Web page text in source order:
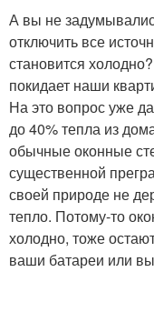
А вы не
отключить все
становится
покидает наши
На это вопрос уже
до 40% тепла из
обычные оконные
существенной
своей природе не
тепло. Потому-то
холодно, тоже
ваши батареи или